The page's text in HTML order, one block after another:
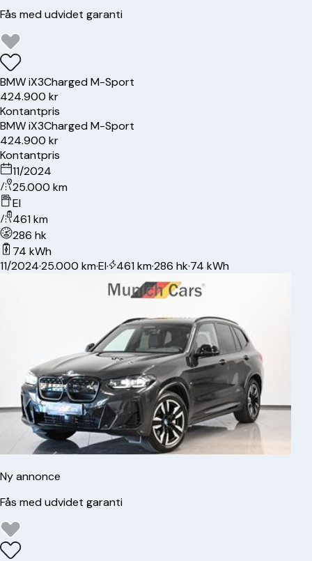
Fås med udvidet garanti
BMWiX3Charged M-Sport
424.900 kr
Kontantpris
BMWiX3Charged M-Sport
424.900 kr
Kontantpris
11/2024
25.000 km
El
461 km
286 hk
74 kWh
11/2024·25.000 km·El· 461 km·286 hk·74 kWh
Ny annonce
Fås med udvidet garanti